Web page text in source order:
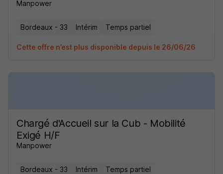
Manpower
Bordeaux - 33 Intérim Temps partiel
Cette offre n’est plus disponible depuis le 26/06/26
Chargé d'Accueil sur la Cub - Mobilité
Exigé H/F
Manpower
Bordeaux - 33 Intérim Temps partiel